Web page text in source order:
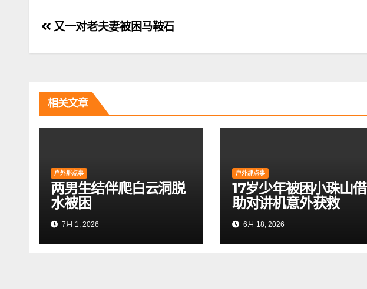
文
章
航
又一对老夫妻被困马鞍石
相关文章
户外那点事
两男生结伴爬白云洞脱
水被困
7月 1, 2026
户外那点事
17岁少年被困小珠山借
助对讲机意外获救
6月 18, 2026